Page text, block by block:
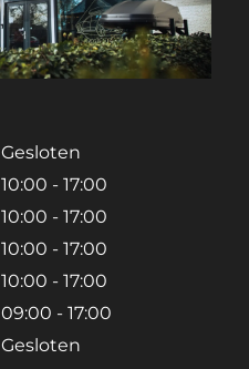
Gesloten
10:00 - 17:00
10:00 - 17:00
10:00 - 17:00
10:00 - 17:00
09:00 - 17:00
Gesloten